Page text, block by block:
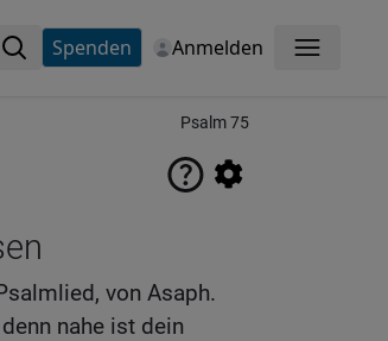
Spenden Anmelden Menü
Psalm 75
von Asaph.
nahe ist dein